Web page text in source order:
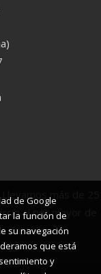
más de 25
al por mayor de
Castellón.
de Google
la función de
su navegación
que está
y